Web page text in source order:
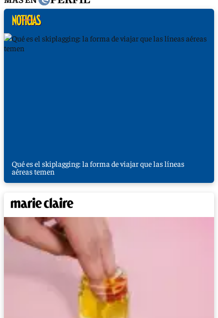
Qué es el skiplagging: la forma de viajar que las líneas
aéreas temen